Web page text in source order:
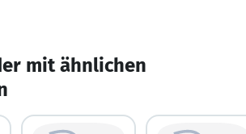
mit ähnlichen